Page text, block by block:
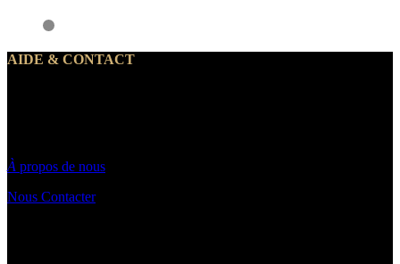
AIDE & CONTACT
À propos de nous
Nous Contacter